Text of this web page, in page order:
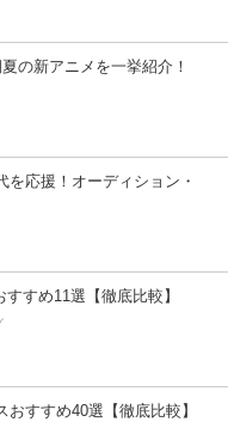
の新アニメを一挙紹介！
を応援！オーディション・
すめ11選【徹底比較】
すすめ40選【徹底比較】